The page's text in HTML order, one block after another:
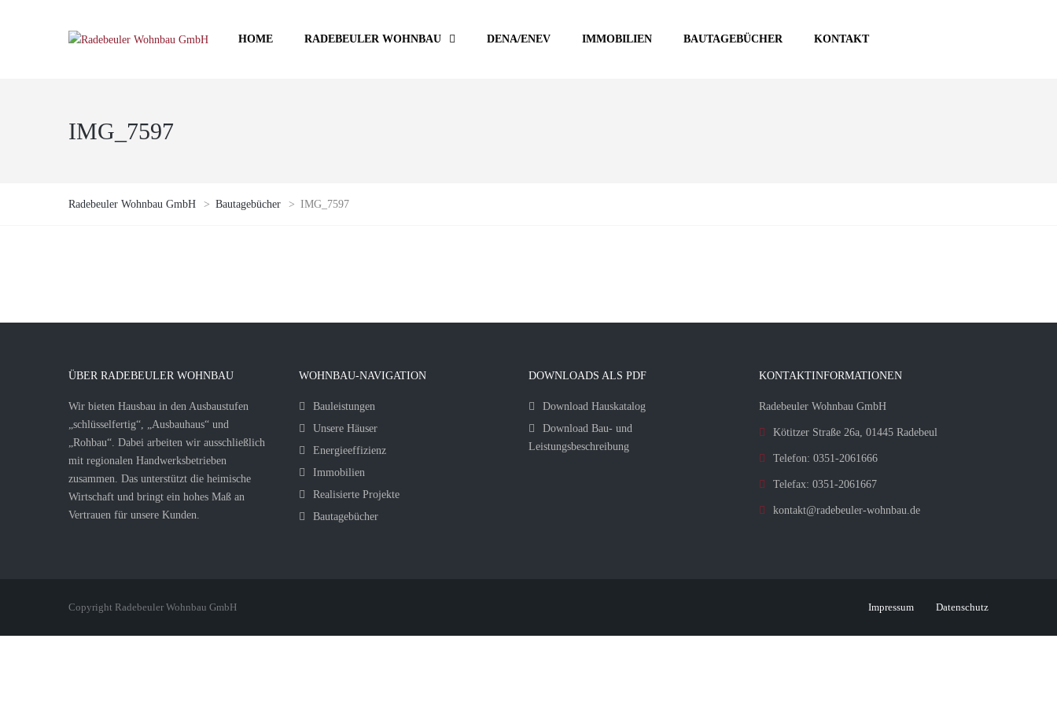
HOME RADEBEULER WOHNBAU DENA/ENEV IMMOBILIEN BAUTAGEBÜCHER KONTAKT
IMG_7597
Radebeuler Wohnbau GmbH > Bautagebücher > IMG_7597
ÜBER RADEBEULER WOHNBAU
Wir bieten Hausbau in den Ausbaustufen
„schlüsselfertig“, „Ausbauhaus“ und
„Rohbau“. Dabei arbeiten wir ausschließlich
mit regionalen Handwerksbetrieben
zusammen. Das unterstützt die heimische
Wirtschaft und bringt ein hohes Maß an
Vertrauen für unsere Kunden.
WOHNBAU-NAVIGATION
Bauleistungen
Unsere Häuser
Energieeffizienz
Immobilien
Realisierte Projekte
Bautagebücher
DOWNLOADS ALS PDF
Download Hauskatalog
Download Bau- und
Leistungsbeschreibung
KONTAKTINFORMATIONEN
Radebeuler Wohnbau GmbH
Kötitzer Straße 26a, 01445 Radebeul
Telefon: 0351-2061666
Telefax: 0351-2061667
kontakt@radebeuler-wohnbau.de
Copyright Radebeuler Wohnbau GmbH Impressum Datenschutz